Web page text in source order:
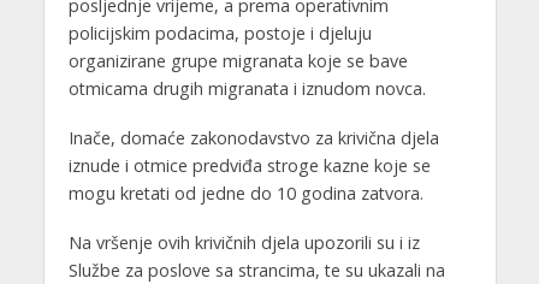
posljednje vrijeme, a prema operativnim
policijskim podacima, postoje i djeluju
organizirane grupe migranata koje se bave
otmicama drugih migranata i iznudom novca.
Inače, domaće zakonodavstvo za krivična djela
iznude i otmice predviđa stroge kazne koje se
mogu kretati od jedne do 10 godina zatvora.
Na vršenje ovih krivičnih djela upozorili su i iz
Službe za poslove sa strancima, te su ukazali na